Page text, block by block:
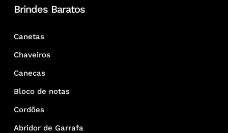
Brindes Baratos
Canetas
Chaveiros
Canecas
Bloco de notas
Cordões
Abridor de Garrafa